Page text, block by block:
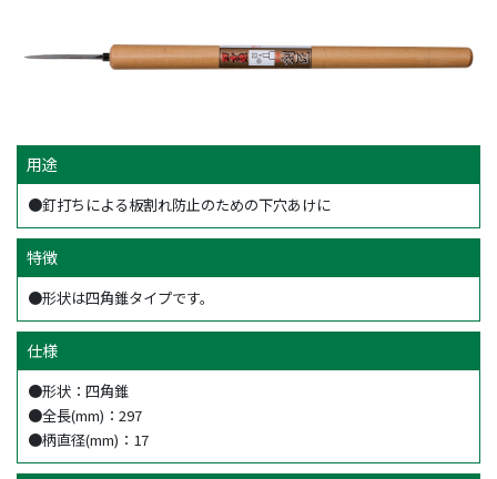
用途
●釘打ちによる板割れ防止のための下穴あけに
特徴
●形状は四角錐タイプです。
仕様
●形状：四角錐
●全長(mm)：297
●柄直径(mm)：17